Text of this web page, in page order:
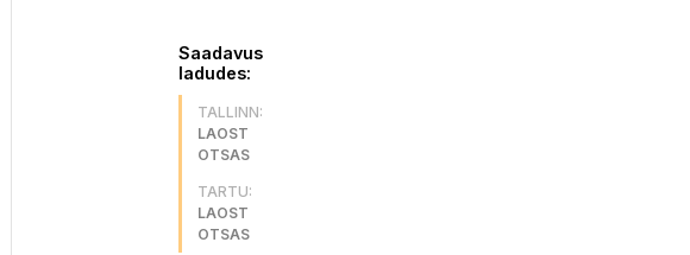
Saadavus
ladudes:
TALLINN:
LAOST
OTSAS
TARTU:
LAOST
OTSAS